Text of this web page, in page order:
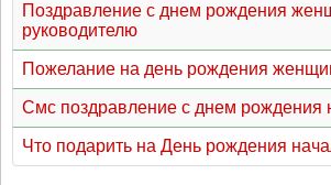
Поздравление с днем рождения
руководителю
Пожелание на день рождения
Смс поздравление с днем рождения
Что подарить на День рождения